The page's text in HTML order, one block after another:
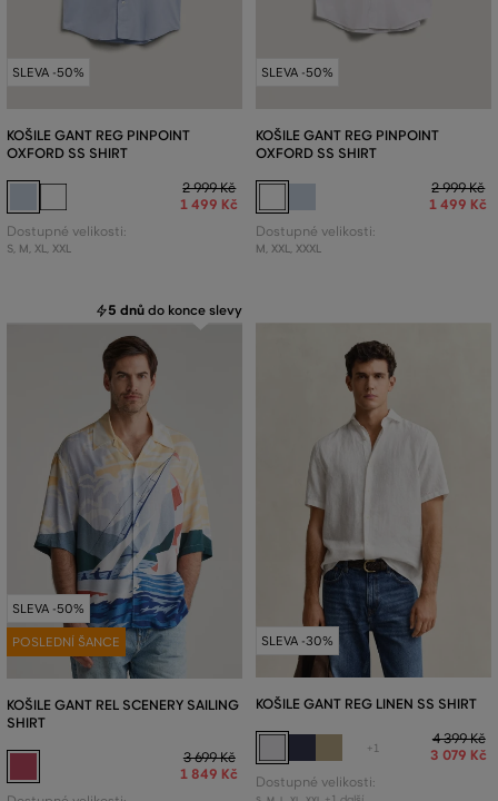
SLEVA -50%
KOŠILE GANT REG PINPOINT
OXFORD SS SHIRT
2 999 Kč
1 499 Kč
Dostupné velikosti:
S, M, XL, XXL
SLEVA -50%
KOŠILE GANT REG PINPOINT
OXFORD SS SHIRT
2 999 Kč
1 499 Kč
Dostupné velikosti:
M, XXL, XXXL
5 dnů do konce slevy
SLEVA -50%
POSLEDNÍ ŠANCE
KOŠILE GANT REL SCENERY SAILING
SHIRT
3 699 Kč
1 849 Kč
SLEVA -30%
KOŠILE GANT REG LINEN SS SHIRT
+1
4 399 Kč
3 079 Kč
Dostupné velikosti: